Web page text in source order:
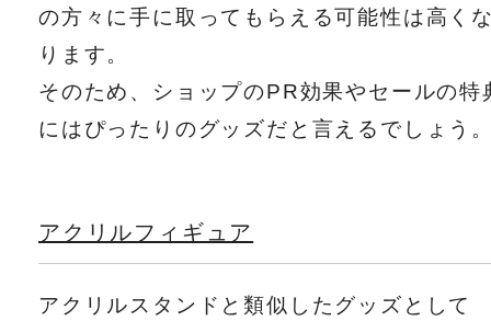
の方々に手に取ってもらえる可能性は高く
ります。
そのため、ショップのPR効果やセールの特
にはぴったりのグッズだと言えるでしょう
アクリルフィギュア
アクリルスタンドと類似したグッズとして